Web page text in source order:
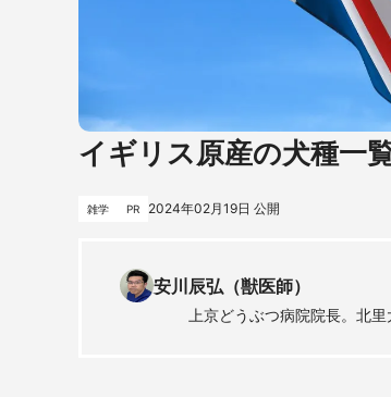
イギリス原産の犬種一
雑学 PR 2024年02月19日 公開
安川辰弘（獣医師）
上京どうぶつ病院院長。北